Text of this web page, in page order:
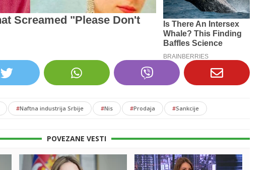
#Naftna industrija Srbije #Nis #Prodaja #Sankcije
POVEZANE VESTI